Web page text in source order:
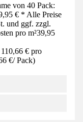
von 40 Pack:
€ * Alle Preise
und ggf. zzgl.
pro m²39,95
€ pro
€/ Pack)